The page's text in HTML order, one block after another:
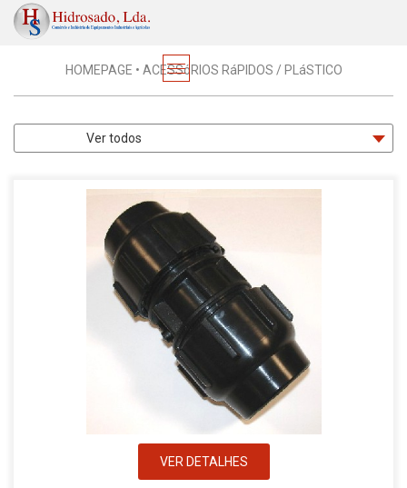
PRODUTOS
HOMEPAGE • ACESSóRIOS RáPIDOS / PLáSTICO
VER DETALHES